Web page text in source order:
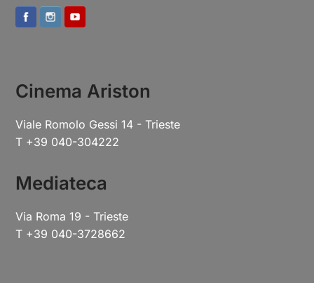
Cinema Ariston
Viale Romolo Gessi 14 - Trieste
T +39 040-304222
Mediateca
Via Roma 19 - Trieste
T +39 040-3728662